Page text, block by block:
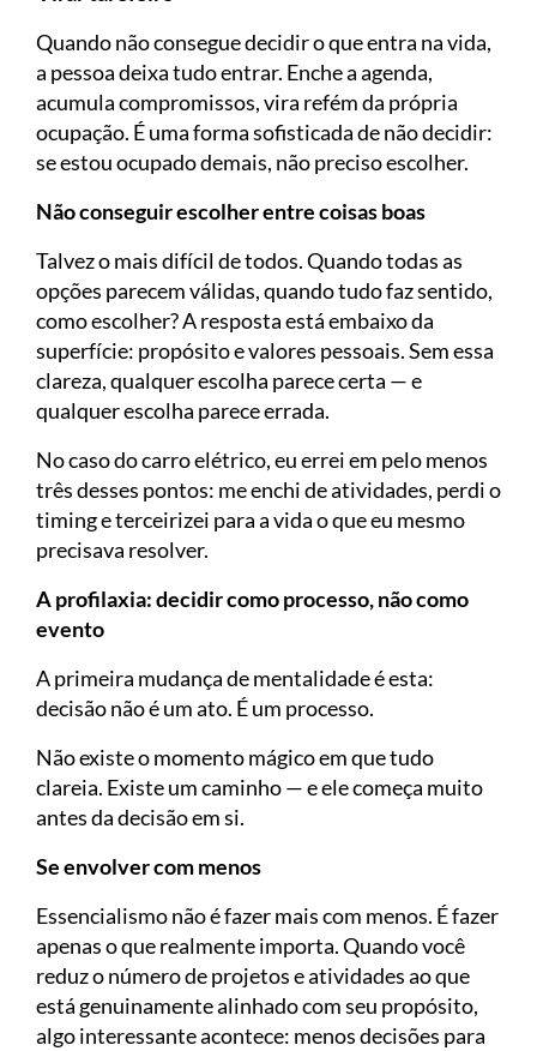
Quando não consegue decidir o que entra na vida,
a pessoa deixa tudo entrar. Enche a agenda,
acumula compromissos, vira refém da própria
ocupação. É uma forma sofisticada de não decidir:
se estou ocupado demais, não preciso escolher.
Não conseguir escolher entre coisas boas
Talvez o mais difícil de todos. Quando todas as
opções parecem válidas, quando tudo faz sentido,
como escolher? A resposta está embaixo da
superfície: propósito e valores pessoais. Sem essa
clareza, qualquer escolha parece certa — e
qualquer escolha parece errada.
No caso do carro elétrico, eu errei em pelo menos
três desses pontos: me enchi de atividades, perdi o
timing e terceirizei para a vida o que eu mesmo
precisava resolver.
A profilaxia: decidir como processo, não como
evento
A primeira mudança de mentalidade é esta:
decisão não é um ato. É um processo.
Não existe o momento mágico em que tudo
clareia. Existe um caminho — e ele começa muito
antes da decisão em si.
Se envolver com menos
Essencialismo não é fazer mais com menos. É fazer
apenas o que realmente importa. Quando você
reduz o número de projetos e atividades ao que
está genuinamente alinhado com seu propósito,
algo interessante acontece: menos decisões para